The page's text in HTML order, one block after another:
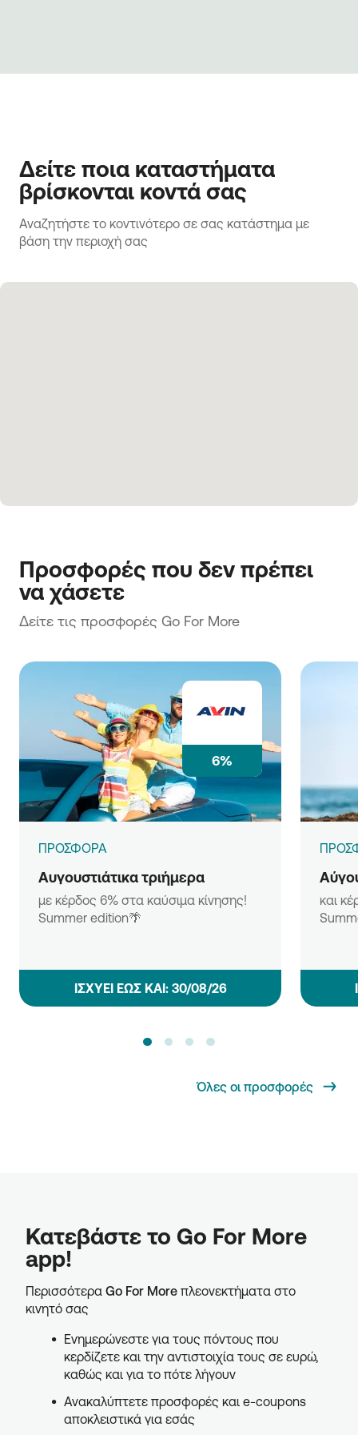
Δείτε ποια καταστήματα
βρίσκονται κοντά σας
Αναζητήστε το κοντινότερο σε σας κατάστημα με
βάση την περιοχή σας
Προσφορές που δεν πρέπει
να χάσετε
Δείτε τις προσφορές Go For More
6%
ΠΡΟΣΦΟΡΑ
Αυγουστιάτικα τριήμερα
με κέρδος 6% στα καύσιμα κίνησης!
Summer edition🌴
ΙΣΧΥΕΙ ΕΩΣ ΚΑΙ: 30/08/26
και
Όλες οι προσφορές
Κατεβάστε το Go For More
app!
Περισσότερα Go For More πλεονεκτήματα στο
κινητό σας
Ενημερώνεστε για τους πόντους που
κερδίζετε και την αντιστοιχία τους σε ευρώ,
καθώς και για το πότε λήγουν
Ανακαλύπτετε προσφορές και e-coupons
αποκλειστικά για εσάς